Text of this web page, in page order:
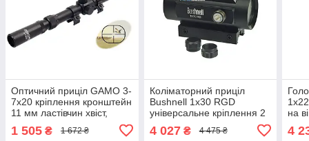
Оптичний приціл GAMO 3-
7x20 кріплення кронштейн
11 мм ластівчин хвіст,
1 505 ₴ 1 672 ₴
Коліматорний приціл
Bushnell 1x30 RGD
універсальне кріплення 2
кольори прицільної марки
4 027₴ 4 475 ₴
на
4